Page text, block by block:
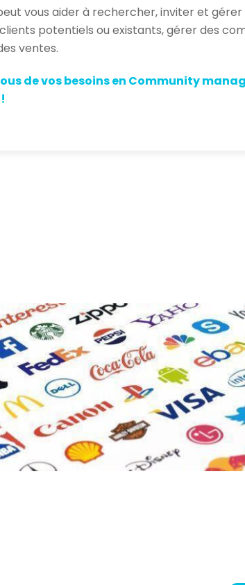
vous aider à rechercher, inviter et
potentiels ou existants, gérer des
ventes.
de vos besoins en Community